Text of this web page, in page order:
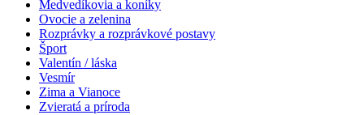
Medvedíkovia a koníky
Ovocie a zelenina
Rozprávky a rozprávkové postavy
Šport
Valentín / láska
Vesmír
Zima a Vianoce
Zvieratá a príroda